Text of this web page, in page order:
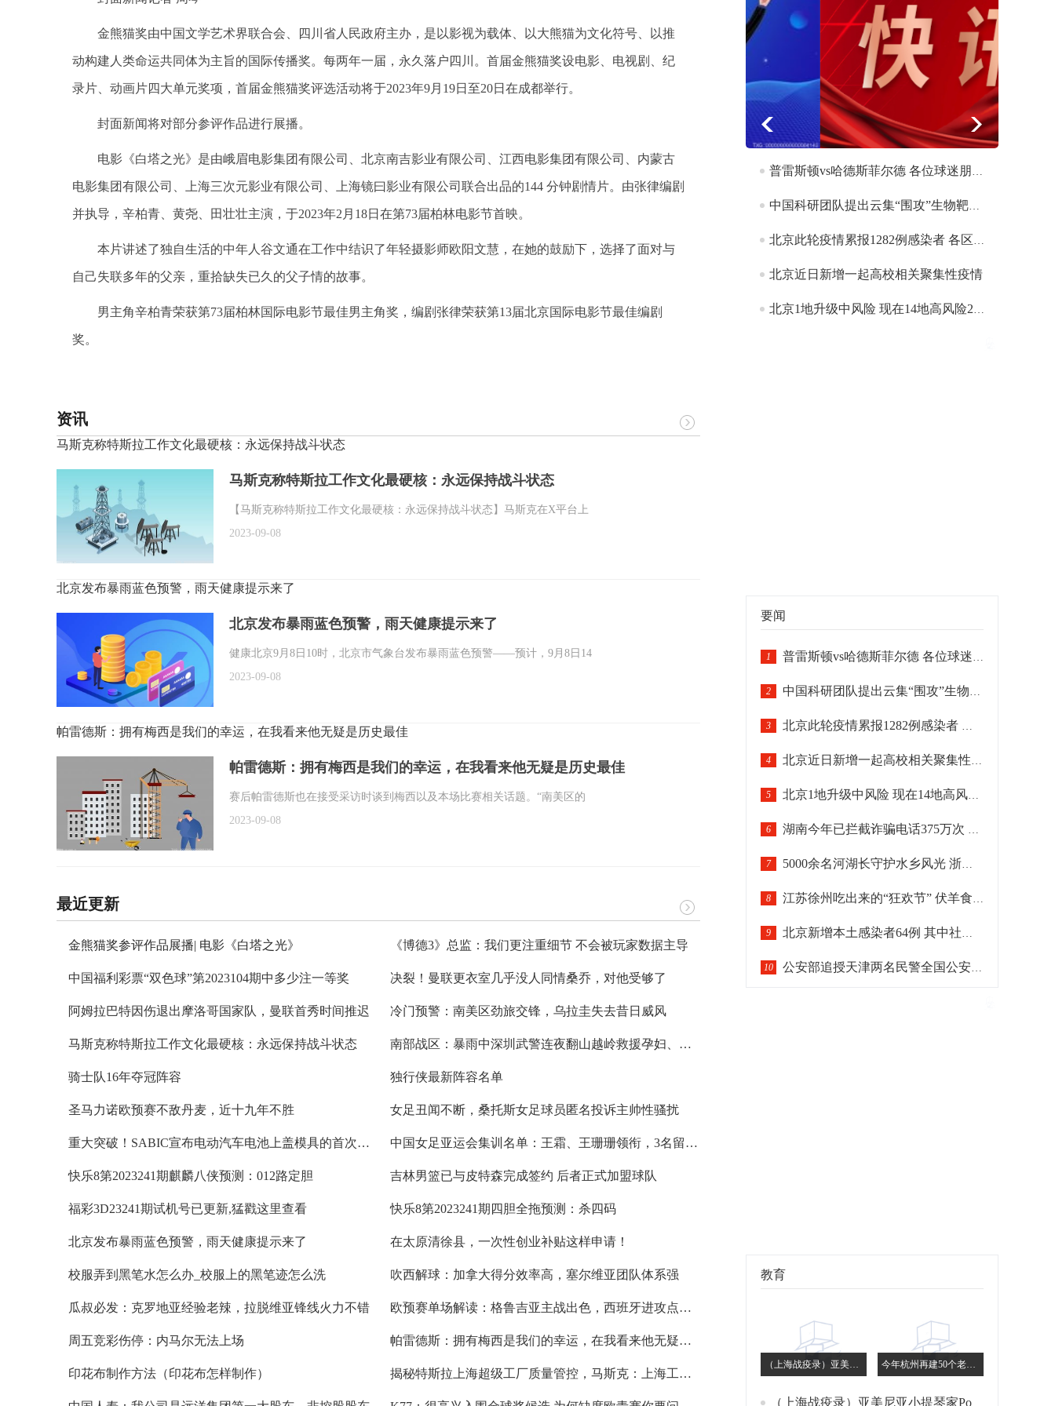
金熊猫奖由中国文学艺术界联合会、四川省人民政府主办，是以影视为载体、以大熊猫为文化符号、以推
动构建人类命运共同体为主旨的国际传播奖。每两年一届，永久落户四川。首届金熊猫奖设电影、电视剧、纪
录片、动画片四大单元奖项，首届金熊猫奖评选活动将于2023年9月19日至20日在成都举行。
封面新闻将对部分参评作品进行展播。
电影《白塔之光》是由峨眉电影集团有限公司、北京南吉影业有限公司、江西电影集团有限公司、内蒙古
电影集团有限公司、上海三次元影业有限公司、上海镜曰影业有限公司联合出品的144 分钟剧情片。由张律编剧
并执导，辛柏青、黄尧、田壮壮主演，于2023年2月18日在第73届柏林电影节首映。
本片讲述了独自生活的中年人谷文通在工作中结识了年轻摄影师欧阳文慧，在她的鼓励下，选择了面对与
自己失联多年的父亲，重拾缺失已久的父子情的故事。
男主角辛柏青荣获第73届柏林国际电影节最佳男主角奖，编剧张律荣获第13届北京国际电影节最佳编剧
奖。
资讯
马斯克称特斯拉工作文化最硬核：永远保持战斗状态
马斯克称特斯拉工作文化最硬核：永远保持战斗状态
【马斯克称特斯拉工作文化最硬核：永远保持战斗状态】马斯克在X平台上
2023-09-08
北京发布暴雨蓝色预警，雨天健康提示来了
北京发布暴雨蓝色预警，雨天健康提示来了
健康北京9月8日10时，北京市气象台发布暴雨蓝色预警——预计，9月8日14
2023-09-08
帕雷德斯：拥有梅西是我们的幸运，在我看来他无疑是历史最佳
帕雷德斯：拥有梅西是我们的幸运，在我看来他无疑是历史最佳
赛后帕雷德斯也在接受采访时谈到梅西以及本场比赛相关话题。“南美区的
2023-09-08
最近更新
金熊猫奖参评作品展播| 电影《白塔之光》 《博德3》总监：我们更注重细节 不会被玩家数据主导
中国福利彩票“双色球”第2023104期中多少注一等奖 决裂！曼联更衣室几乎没人同情桑乔，对他受够了
阿姆拉巴特因伤退出摩洛哥国家队，曼联首秀时间推迟 冷门预警：南美区劲旅交锋，乌拉圭失去昔日威风
马斯克称特斯拉工作文化最硬核：永远保持战斗状态 南部战区：暴雨中深圳武警连夜翻山越岭救援孕妇、老幼 具体是什么情况?
骑士队16年夺冠阵容 独行侠最新阵容名单
圣马力诺欧预赛不敌丹麦，近十九年不胜 女足丑闻不断，桑托斯女足球员匿名投诉主帅性骚扰
重大突破！SABIC宣布电动汽车电池上盖模具的首次成型试验获得圆满成功！ 中国女足亚运会集训名单：王霜、王珊珊领衔，3名留洋球员入选
快乐8第2023241期麒麟八侠预测：012路定胆 吉林男篮已与皮特森完成签约 后者正式加盟球队
福彩3D23241期试机号已更新,猛戳这里查看 快乐8第2023241期四胆全拖预测：杀四码
北京发布暴雨蓝色预警，雨天健康提示来了 在太原清徐县，一次性创业补贴这样申请！
校服弄到黑笔水怎么办_校服上的黑笔迹怎么洗 吹西解球：加拿大得分效率高，塞尔维亚团队体系强
瓜叔必发：克罗地亚经验老辣，拉脱维亚锋线火力不错 欧预赛单场解读：格鲁吉亚主战出色，西班牙进攻点分散
周五竞彩伤停：内马尔无法上场 帕雷德斯：拥有梅西是我们的幸运，在我看来他无疑是历史最佳
印花布制作方法（印花布怎样制作） 揭秘特斯拉上海超级工厂质量管控，马斯克：上海工厂品质最优
普雷斯顿vs哈德斯菲尔德 各位球迷朋友敬请留意
中国科研团队提出云集“围攻”生物靶标智能纳米机器人模型
北京此轮疫情累报1282例感染者 各区疫情呈差异化分布
北京近日新增一起高校相关聚集性疫情
北京1地升级中风险 现在14地高风险29地中风险
要闻
1 普雷斯顿vs哈德斯菲尔德 各位球迷朋友敬请留意
2 中国科研团队提出云集“围攻”生物靶标智能纳米机器人模型
3 北京此轮疫情累报1282例感染者 各区疫情呈差异化分布
4 北京近日新增一起高校相关聚集性疫情
5 北京1地升级中风险 现在14地高风险29地中风险
6 湖南今年已拦截诈骗电话375万次 劝阻逾261万名潜在受害群众
7 5000余名河湖长守护水乡风光 浙江绍兴十年治水汇清流
8 江苏徐州吃出来的“狂欢节” 伏羊食俗晋级“国家队”
9 北京新增本土感染者64例 其中社会面筛查2例
10 公安部追授天津两名民警全国公安系统二级英雄模范
教育
（上海战疫录）亚美尼亚小提琴家Poghosyan：我是长了外国脸的上海人 今年杭州再建50个老年友好型社区 提升服务便利可及性
（上海战疫录）亚美尼亚小提琴家Poghosyan：我是长了外国脸的上海人